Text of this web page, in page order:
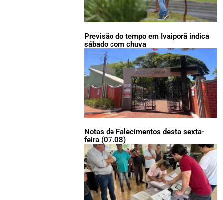
Previsão do tempo em Ivaiporã indica
sábado com chuva
Notas de Falecimentos desta sexta-
feira (07.08)